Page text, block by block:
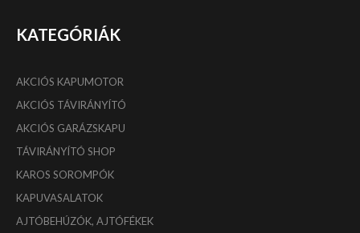
KATEGÓRIÁK
AKCIÓS KAPUMOTOR
AKCIÓS TÁVIRÁNYÍTÓ
AKCIÓS GARÁZSKAPU
TÁVIRÁNYÍTÓ SHOP
KAROS SOROMPÓK
KAPUVASALATOK
AJTÓBEHÚZÓK, AJTÓFÉKEK